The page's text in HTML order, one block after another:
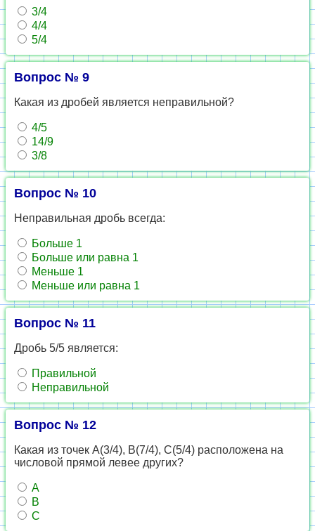
3/4
4/4
5/4
Вопрос № 9
Какая из дробей является неправильной?
4/5
14/9
3/8
Вопрос № 10
Неправильная дробь всегда:
Больше 1
Больше или равна 1
Меньше 1
Меньше или равна 1
Вопрос № 11
Дробь 5/5 является:
Правильной
Неправильной
Вопрос № 12
Какая из точек А(3/4), В(7/4), С(5/4) расположена на
числовой прямой левее других?
А
В
С